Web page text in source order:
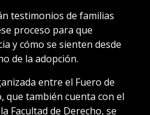
testimonios de familias
proceso para que
y cómo se sienten desde
de la adopción.
entre el Fuero de
que también cuenta con el
Facultad de Derecho, se